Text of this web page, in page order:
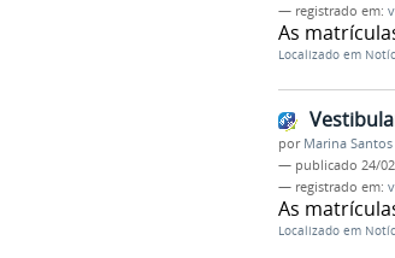
— registrado em:
As
Localizado em
por Marina
— publicado 24/
— registrado em:
As
Localizado em